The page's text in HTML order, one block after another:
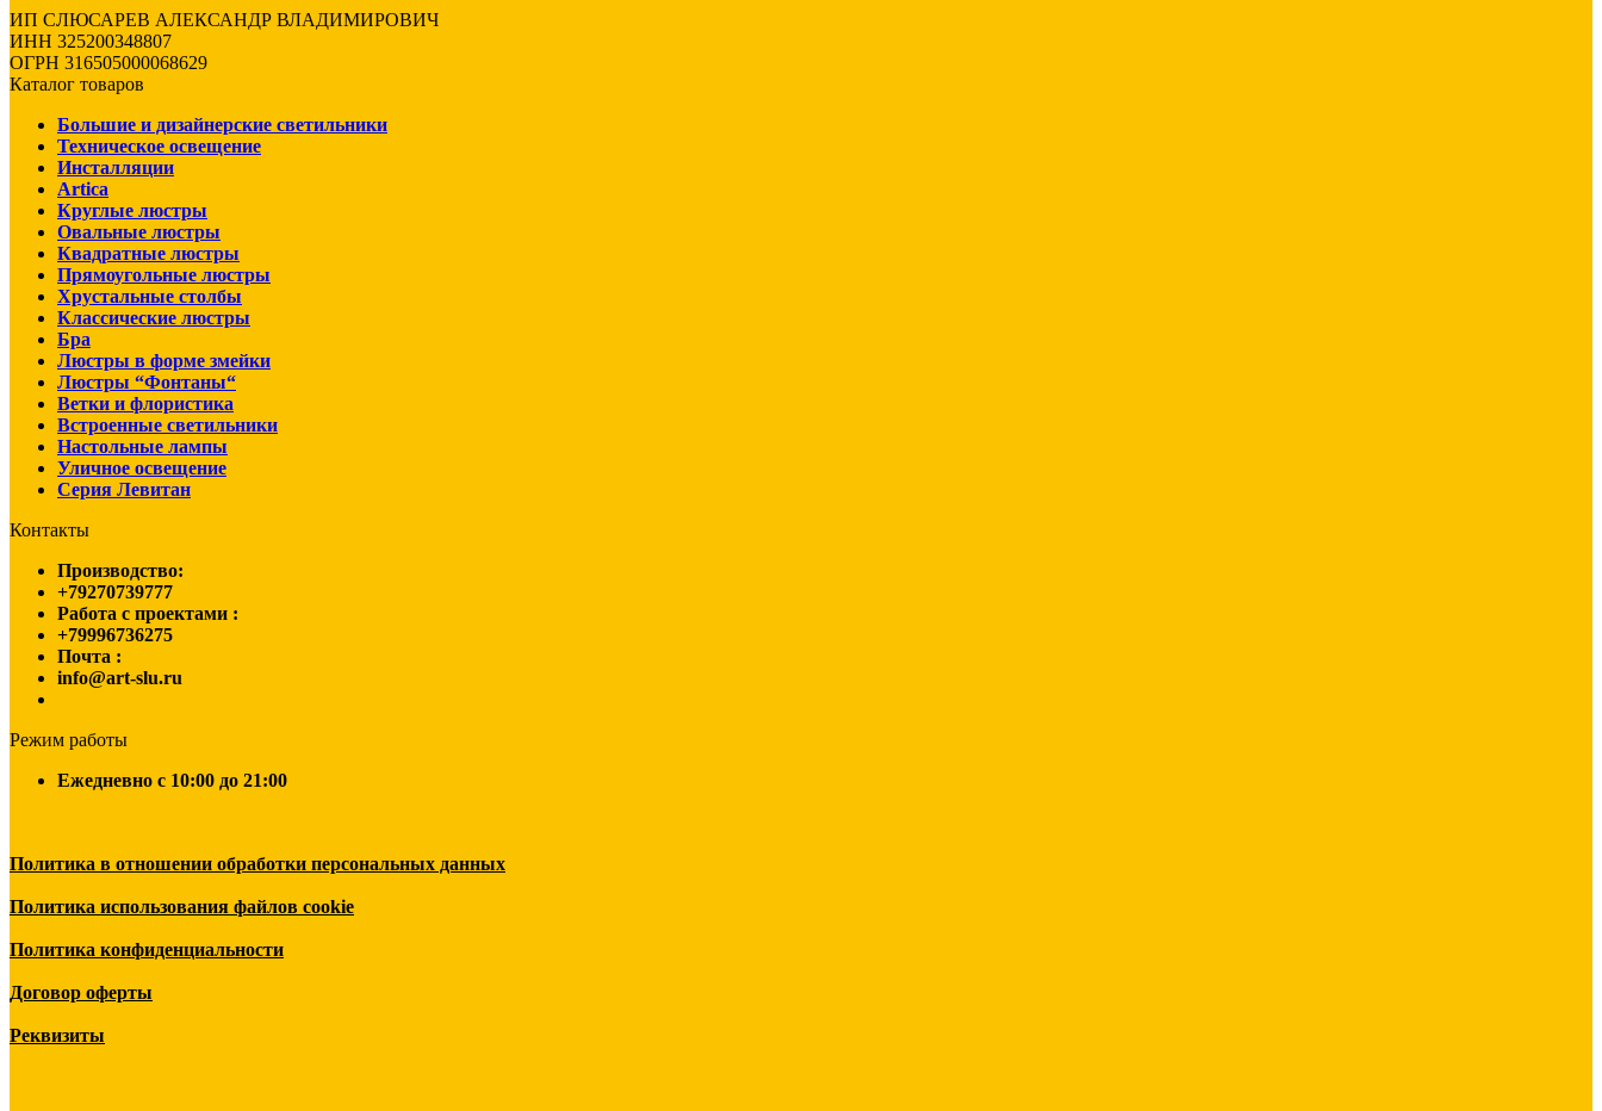
ИП СЛЮСАРЕВ АЛЕКСАНДР ВЛАДИМИРОВИЧ
ИНН 325200348807
ОГРН 316505000068629
Каталог товаров
Большие и дизайнерские светильники
Техническое освещение
Инсталляции
Artica
Круглые люстры
Овальные люстры
Квадратные люстры
Прямоугольные люстры
Хрустальные столбы
Классические люстры
Бра
Люстры в форме змейки
Люстры “Фонтаны“
Ветки и флористика
Встроенные светильники
Настольные лампы
Уличное освещение
Серия Левитан
Контакты
Производство:
+79270739777
Работа с проектами :
+79996736275
Почта :
info@art-slu.ru
Режим работы
Ежедневно c 10:00 до 21:00
Политика в отношении обработки персональных данных
Политика использования файлов cookie
Политика конфиденциальности
Договор оферты
Реквизиты